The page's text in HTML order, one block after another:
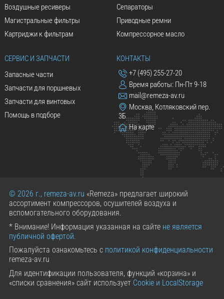
Воздушные ресиверы
Магистральные фильтры
Картриджи к фильтрам
Сепараторы
Приводные ремни
Компрессорное масло
СЕРВИС И ЗАПЧАСТИ
Запасные части
Запчасти для поршневых
Запчасти для винтовых
Помощь в подборе
КОНТАКТЫ
+7 (495) 255-27-20
Время работы: Пн-Пт 9-18
mail@remeza-av.ru
Москва, Котляковский пер.
3Б
На карте
© 2026 г., remeza-av.ru «Remeza» предлагает широкий
ассортимент компрессоров, осушителей воздуха и
вспомогательного оборудования.
* Внимание! Информация указанная на сайте не является
публичной офертой.
Пожалуйста ознакомьтесь с политикой конфиденциальности
remeza-av.ru
Для идентификации пользователя, функций «корзина» и
«списки сравнения» сайт использует Cookie и LocalStorage